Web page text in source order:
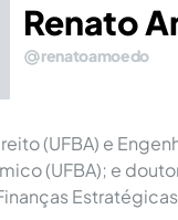
Renato
renatoamoedo
(UFBA) e
(UFBA); e